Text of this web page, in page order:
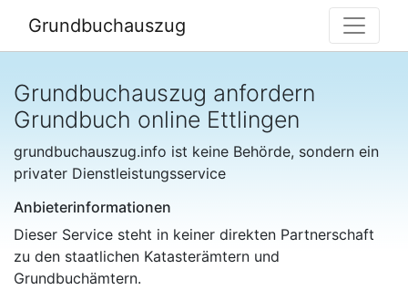
Grundbuchauszug
Grundbuchauszug anfordern
Grundbuch online Ettlingen
grundbuchauszug.info ist keine Behörde, sondern ein
privater Dienstleistungsservice
Anbieterinformationen
Dieser Service steht in keiner direkten Partnerschaft
zu den staatlichen Katasterämtern und
Grundbuchämtern.